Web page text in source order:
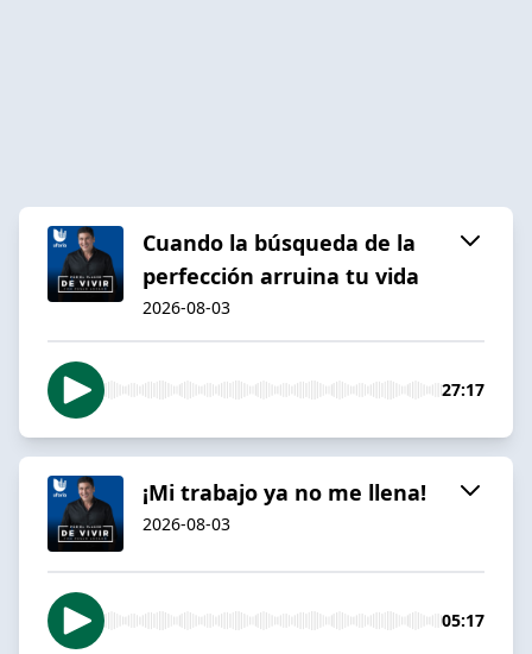
Cuando la búsqueda de la
perfección arruina tu vida
2026-08-03
27:17
¡Mi trabajo ya no me llena!
2026-08-03
05:17